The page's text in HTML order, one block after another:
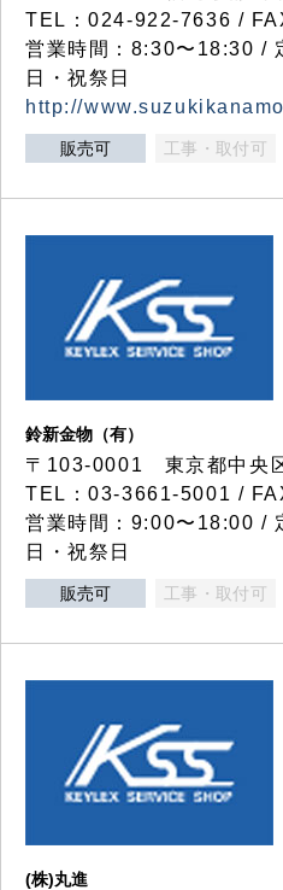
TEL：024-922-7636 /
営業時間：8:30〜18:30 /
日・祝祭日
http://
販売可 工事・取付可
鈴新金物（有）
〒103-0001 東京都中央
TEL：03-3661-5001 /
営業時間：9:00〜18:00 /
日・祝祭日
販売可 工事・取付可
(株)丸進